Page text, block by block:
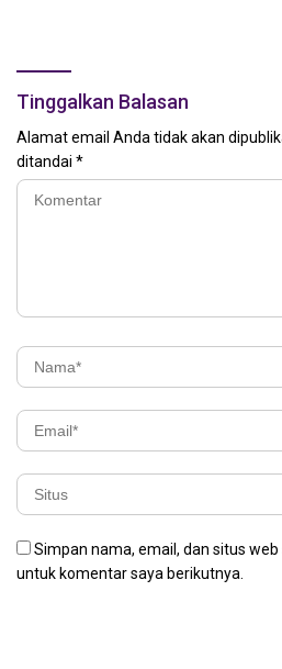
Tinggalkan Balasan
Alamat email Anda tidak akan
ditandai *
Simpan nama, email, dan situs
untuk komentar saya berikutnya.